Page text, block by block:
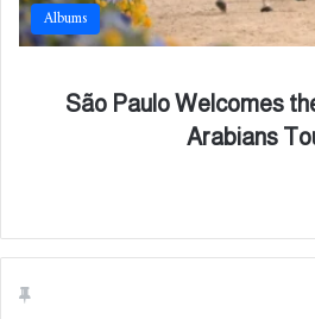
Albums
São Paulo Welcomes
Arabians